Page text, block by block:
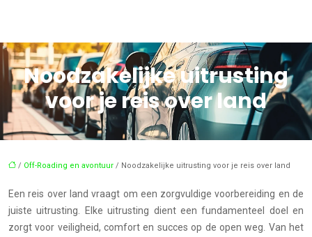
Noodzakelijke uitrusting
voor je reis over land
/ Off-Roading en avontuur / Noodzakelijke uitrusting voor je reis over land
Een reis over land vraagt om een zorgvuldige voorbereiding en de
juiste uitrusting. Elke uitrusting dient een fundamenteel doel en
zorgt voor veiligheid, comfort en succes op de open weg. Van het